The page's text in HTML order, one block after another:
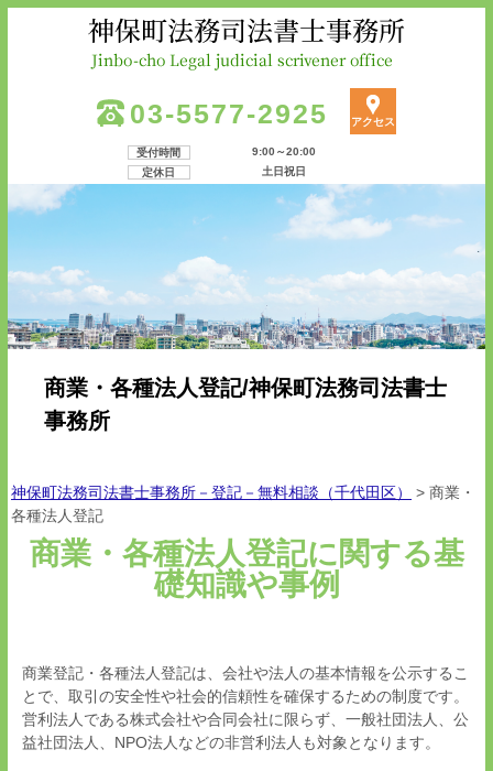
03-5577-2925 アクセス
受付時間
9:00～20:00
定休日
土日祝日
商業・各種法人登記/神保町法務司法書士
事務所
神保町法務司法書士事務所－登記－無料相談（千代田区） > 商業・
各種法人登記
商業・各種法人登記に関する基
礎知識や事例
商業登記・各種法人登記は、会社や法人の基本情報を公示するこ
とで、取引の安全性や社会的信頼性を確保するための制度です。
営利法人である株式会社や合同会社に限らず、一般社団法人、公
益社団法人、NPO法人などの非営利法人も対象となります。